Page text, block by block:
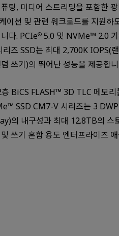
Watch in
팅, 미디어 스트리밍을 포함한
이션 및 관련 워크로드를 지원하
다. PCIe® 5.0 및 NVMe™ 2.0
즈 SSD는 최대 2,700K IOPS(
쓰기)의 뛰어난 성능을 제공합
BiCS FLASH™ 3D TLC 메모리
SSD CM7-V 시리즈는 3
의 내구성과 최대 12.8TB의 스
쓰기 혼합 용도 엔터프라이즈